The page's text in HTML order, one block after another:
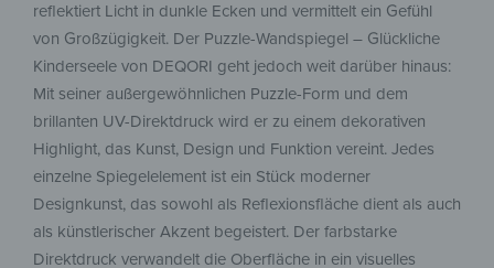
reflektiert Licht in dunkle Ecken und vermittelt ein Gefühl
von Großzügigkeit. Der Puzzle-Wandspiegel – Glückliche
Kinderseele von DEQORI geht jedoch weit darüber hinaus:
Mit seiner außergewöhnlichen Puzzle-Form und dem
brillanten UV-Direktdruck wird er zu einem dekorativen
Highlight, das Kunst, Design und Funktion vereint. Jedes
einzelne Spiegelelement ist ein Stück moderner
Designkunst, das sowohl als Reflexionsfläche dient als auch
als künstlerischer Akzent begeistert. Der farbstarke
Direktdruck verwandelt die Oberfläche in ein visuelles